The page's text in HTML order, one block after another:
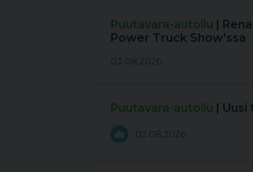
Puutavara-autoilu |
Power Truck Show'ssa
03.08.2026
Puutavara-autoilu |
02.08.2026